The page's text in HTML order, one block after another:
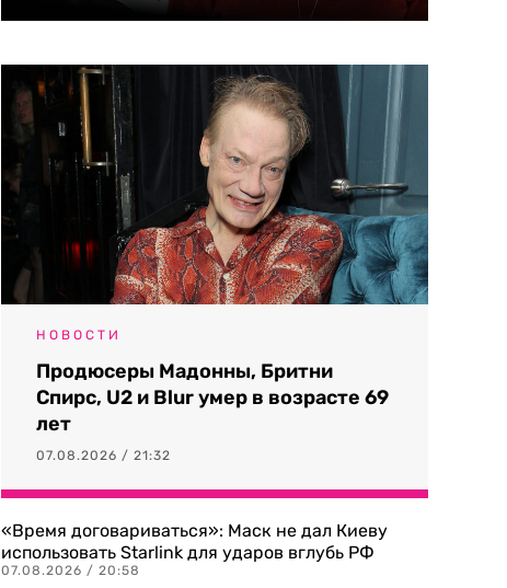
НОВОСТИ
Продюсеры Мадонны, Бритни
Спирс, U2 и Blur умер в возрасте 69
лет
07.08.2026 / 21:32
«Время договариваться»: Маск не дал Киеву
использовать Starlink для ударов вглубь РФ
07.08.2026 / 20:58